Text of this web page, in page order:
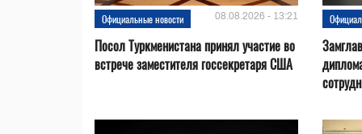
Официальные новости 08.08.2026 - 13:21
Посол Туркменистана принял участие во
встрече заместителя госсекретаря США